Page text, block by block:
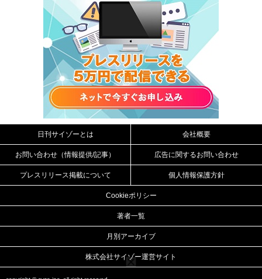
日刊サイゾーとは 会社概要
お問い合わせ（情報提供/記事） 広告に関するお問い合わせ
プレスリリース掲載について 個人情報保護方針
Cookieポリシー
著者一覧
月別アーカイブ
株式会社サイゾー運営サイト